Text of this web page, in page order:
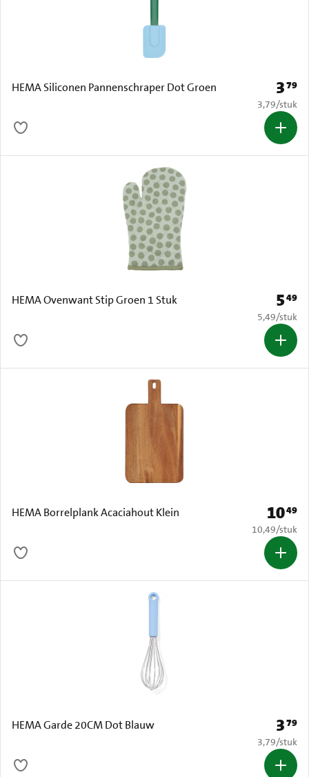
HEMA Siliconen Pannenschraper Dot Groen Prijs:
379
€ 3,79 per
3,79/stuk
HEMA Ovenwant Stip Groen 1 Stuk Prijs:
549
€ 5,49 per
5,49/stuk
HEMA Borrelplank Acaciahout Klein Prijs: €
1049
€ 10,49 per
10,49/stuk
HEMA Garde 20CM Dot Blauw Prijs:
379
€ 3,79 per
3,79/stuk